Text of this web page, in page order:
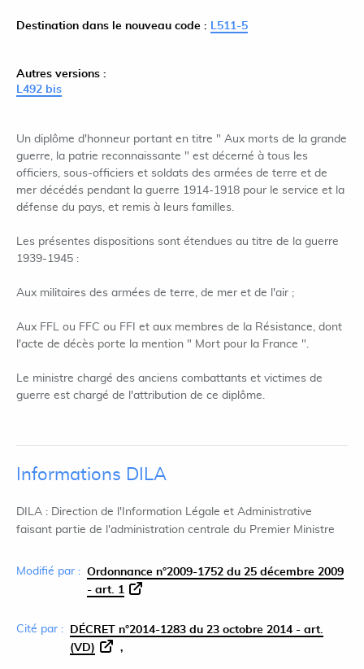
Destination dans le nouveau code : L511-5
Autres versions :
L492 bis
Un diplôme d'honneur portant en titre " Aux morts de la grande
guerre, la patrie reconnaissante " est décerné à tous les
officiers, sous-officiers et soldats des armées de terre et de
mer décédés pendant la guerre 1914-1918 pour le service et la
défense du pays, et remis à leurs familles.
Les présentes dispositions sont étendues au titre de la guerre
1939-1945 :
Aux militaires des armées de terre, de mer et de l'air ;
Aux FFL ou FFC ou FFI et aux membres de la Résistance, dont
l'acte de décès porte la mention " Mort pour la France ".
Le ministre chargé des anciens combattants et victimes de
guerre est chargé de l'attribution de ce diplôme.
Informations DILA
DILA : Direction de l'Information Légale et Administrative
faisant partie de l'administration centrale du Premier Ministre
Modifié par : Ordonnance n°2009-1752 du 25 décembre 2009
- art. 1
Cité par :
DÉCRET n°2014-1283 du 23 octobre 2014 - art.
(VD)